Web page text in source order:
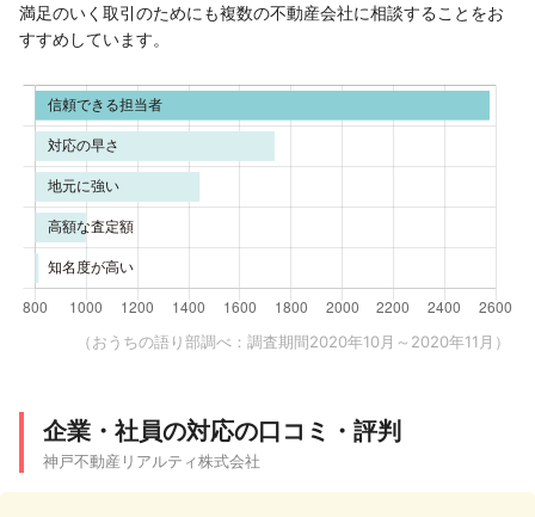
満足のいく取引のためにも複数の不動産会社に相談することをお
すすめしています。
（おうちの語り部調べ：調査期間2020年10月～2020年11月）
企業・社員の対応の口コミ・評判
神戸不動産リアルティ株式会社